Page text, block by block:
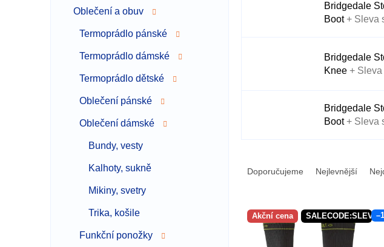
Oblečení a obuv
Termoprádlo pánské
Termoprádlo dámské
Termoprádlo dětské
Oblečení pánské
Oblečení dámské
Bundy, vesty
Kalhoty, sukně
Mikiny, svetry
Trika, košile
Funkční ponožky
Bridgedale
Boot+ Sleva
Bridgedale
Knee +
Bridgedale
Boot+ Sleva
Doporučujeme Nejlevnější
V Akční cena